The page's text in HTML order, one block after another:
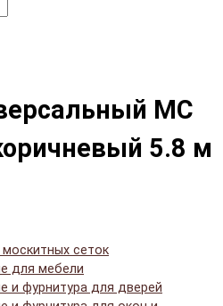
МС
5.8 м
сеток
для мебели
и фурнитура для дверей